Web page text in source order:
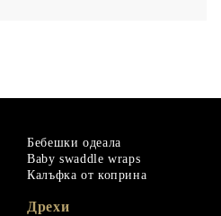
Бебешки одеала
Baby swaddle wraps
Калъфка от коприна
Дрехи